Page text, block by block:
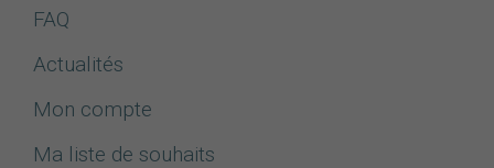
FAQ
Actualités
Mon compte
Ma liste de souhaits